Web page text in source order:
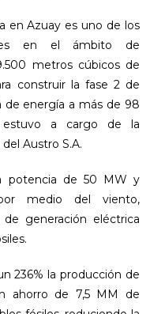
en Azuay es uno de los
en el ámbito de
metros cúbicos de
construir la fase 2 de
energía a más de 98
estuvo a cargo de la
Austro S.A.
potencia de 50 MW y
medio del viento,
de generación eléctrica
236% la producción de
ahorro de 7,5 MM de